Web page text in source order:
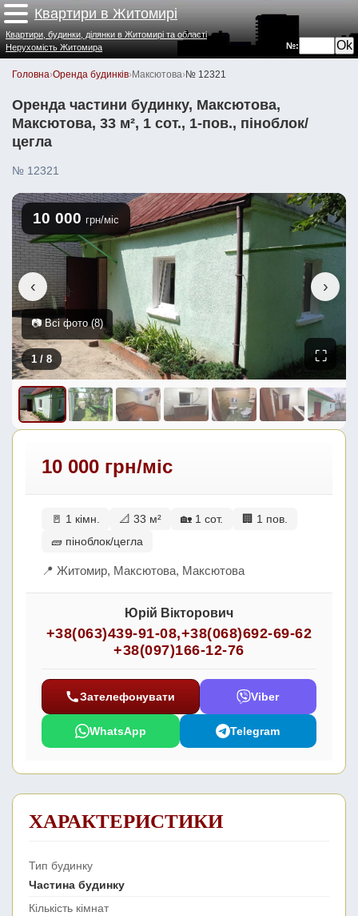
Квартири в Житомирі
№:
Квартири, будинки, ділянки в Житомирі та області
Нерухомість Житомира
Головна›Оренда будинків›Максютова›№ 12321
Оренда частини будинку, Максютова,
Максютова, 33 м², 1 сот., 1-пов., піноблок/
цегла
№ 12321
‹ ›
10 000 грн/міс
1 / 8 ⛶
📷 Всі фото (8)
10 000 грн/міс
🚪 1 кімн. 📐 33 м² 🏡 1 сот.
🏢 1 пов.
🧱 піноблок/цегла
📍 Житомир, Максютова, Максютова
Юрій Вікторович
+38(063)439-91-08,+38(068)692-69-62
+38(097)166-12-76
Зателефонувати Viber
WhatsApp Telegram
ХАРАКТЕРИСТИКИ
Тип будинку
Частина будинку
Кількість кімнат